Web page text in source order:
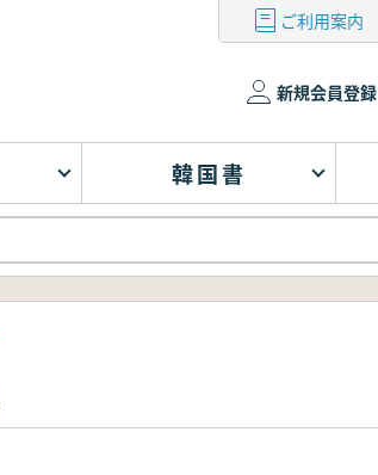
ご利用案内
新規会員登録
韓国書